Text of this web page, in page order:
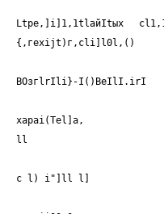
Ltре,]i]1,1tlайItых
{,гехijt)г,сli]l0l,()
BOзгlrIli}-I()BeIlI.irI
xapai(Tel]a,
ll
с l) i"]ll l]